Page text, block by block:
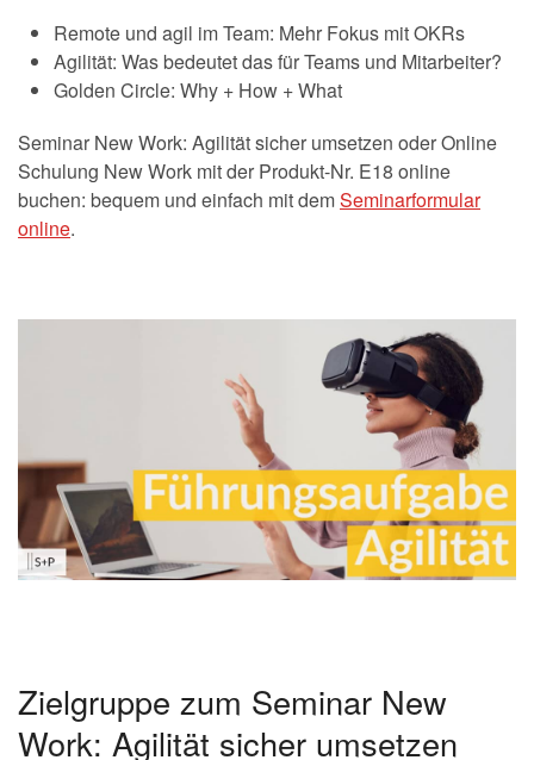
Remote und agil im Team: Mehr Fokus mit OKRs
Agilität: Was bedeutet das für Teams und Mitarbeiter?
Golden Circle: Why + How + What
Seminar New Work: Agilität sicher umsetzen oder Online
Schulung New Work mit der Produkt-Nr. E18 online
buchen: bequem und einfach mit demSeminarformular
online.
Zielgruppe zum Seminar New
Work: Agilität sicher umsetzen